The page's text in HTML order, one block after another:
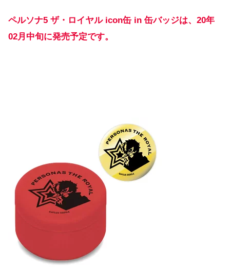
ペルソナ5 ザ・ロイヤル icon缶 in 缶バッジは、20年
02月中旬に発売予定です。